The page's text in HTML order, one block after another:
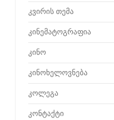
კვირის თემა
კინემატოგრაფია
კინო
კინოხელოვნება
კოლეგა
კონტაქტი